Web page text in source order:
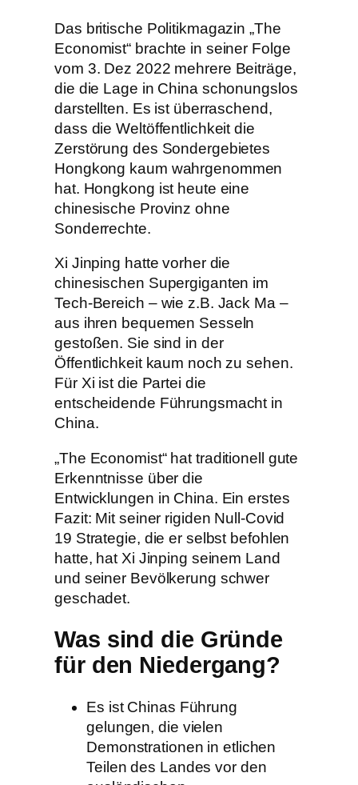
Das britische Politikmagazin „The
Economist“ brachte in seiner Folge
vom 3. Dez 2022 mehrere Beiträge,
die die Lage in China schonungslos
darstellten. Es ist überraschend,
dass die Weltöffentlichkeit die
Zerstörung des Sondergebietes
Hongkong kaum wahrgenommen
hat. Hongkong ist heute eine
chinesische Provinz ohne
Sonderrechte.
Xi Jinping hatte vorher die
chinesischen Supergiganten im
Tech-Bereich – wie z.B. Jack Ma –
aus ihren bequemen Sesseln
gestoßen. Sie sind in der
Öffentlichkeit kaum noch zu sehen.
Für Xi ist die Partei die
entscheidende Führungsmacht in
China.
„The Economist“ hat traditionell gute
Erkenntnisse über die
Entwicklungen in China. Ein erstes
Fazit: Mit seiner rigiden Null-Covid
19 Strategie, die er selbst befohlen
hatte, hat Xi Jinping seinem Land
und seiner Bevölkerung schwer
geschadet.
Was sind die Gründe
für den Niedergang?
Es ist Chinas Führung
gelungen, die vielen
Demonstrationen in etlichen
Teilen des Landes vor den